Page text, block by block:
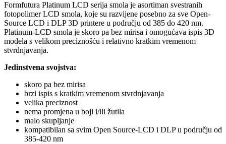
Formfutura Platinum LCD serija smola je asortiman svestranih
fotopolimer LCD smola, koje su razvijene posebno za sve Open-
Source LCD i DLP 3D printere u području od 385 do 420 nm.
Platinum-LCD smola je skoro pa bez mirisa i omogućava ispis 3D
modela s velikom preciznošću i relativno kratkim vremenom
stvrdnjavanja.
Jedinstvena svojstva:
skoro pa bez mirisa
brzi ispis s kratkim vremenom stvrdnjavanja
velika preciznost
nema promjena u boji i/ili žutila
malo skupljanje
kompatibilan sa svim Open Source-LCD i DLP u području od
385-420 nm